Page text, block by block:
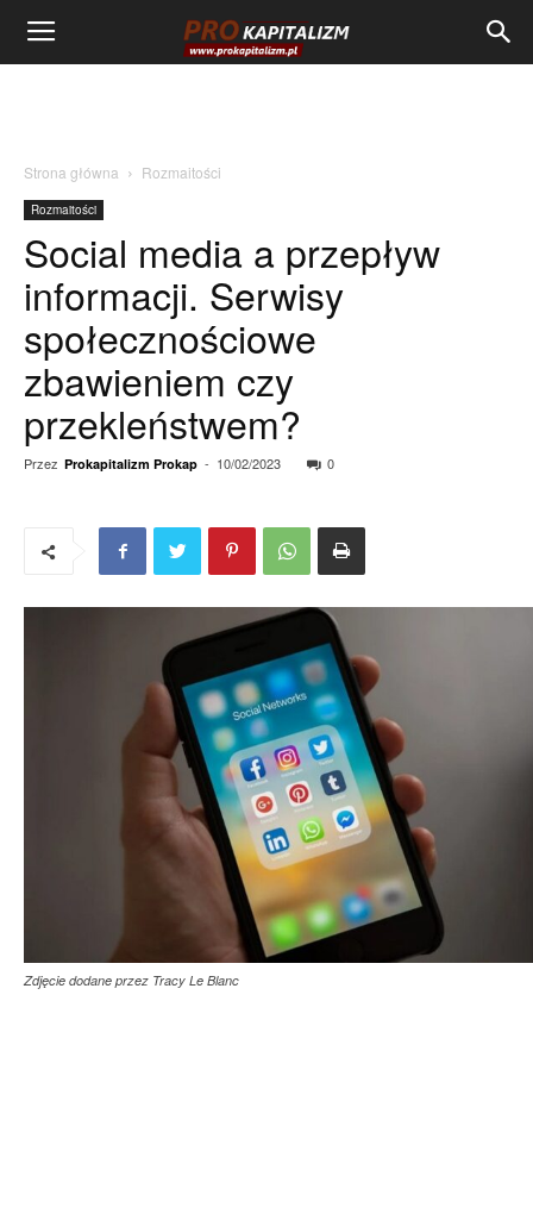
Strona główna Rozmaitości
Rozmaitości
Social media a przepływ
informacji. Serwisy
społecznościowe
zbawieniem czy
przekleństwem?
Przez Prokapitalizm Prokap - 10/02/2023 0
Zdjęcie dodane przez Tracy Le Blanc